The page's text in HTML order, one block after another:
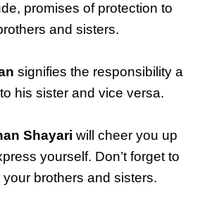
promises of protection to
and sisters.
signifies the responsibility a
his sister and vice versa.
Shayari will cheer you up
yourself. Don’t forget to
brothers and sisters.